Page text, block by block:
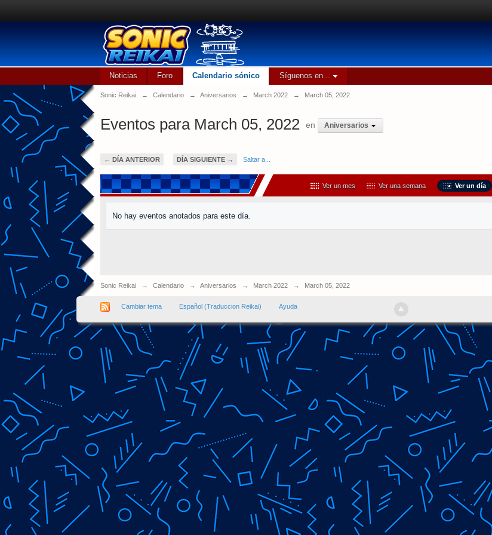
Noticias Foro Calendario sónico Síguenos en...
Sonic Reikai → Calendario → Aniversarios → March 2022 → March 05, 2022
Eventos para March 05, 2022 en Aniversarios
← DÍA ANTERIOR DÍA SIGUIENTE → Saltar a...
Ver un mes Ver una semana Ver un día
No hay eventos anotados para este día.
Sonic Reikai → Calendario → Aniversarios → March 2022 → March 05, 2022
Cambiar tema Español (Traduccion Reikai) Ayuda